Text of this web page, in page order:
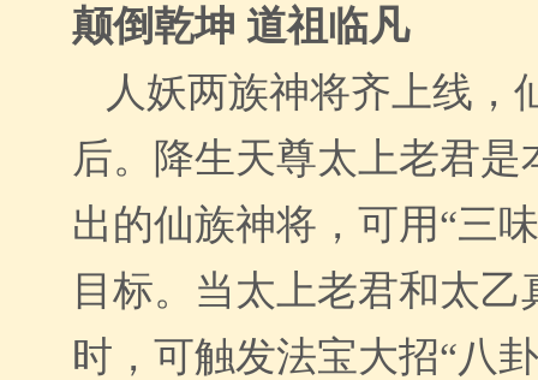
颠倒乾坤 道祖临凡
人妖两族神将齐上线，
后。降生天尊太上老君是
出的仙族神将，可用“三
目标。当太上老君和太乙
时，可触发法宝大招“八